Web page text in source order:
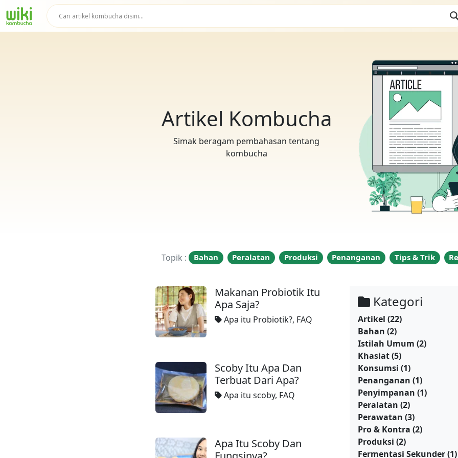
Artikel Kombucha
Simak beragam pembahasan tentang
kombucha
Topik : Bahan Peralatan Produksi Penanganan Tips & Trik
Makanan Probiotik Itu
Apa Saja?
Apa itu Probiotik?, FAQ
Scoby Itu Apa Dan
Terbuat Dari Apa?
Apa itu scoby, FAQ
Apa Itu Scoby Dan
Kategori
Artikel (22)
Bahan (2)
Istilah Umum (2)
Khasiat(5)
Konsumsi (1)
Penanganan (1)
Penyimpanan (1)
Peralatan (2)
Perawatan (3)
Pro & Kontra (2)
Produksi (2)
Fermentasi Sekunder(1)